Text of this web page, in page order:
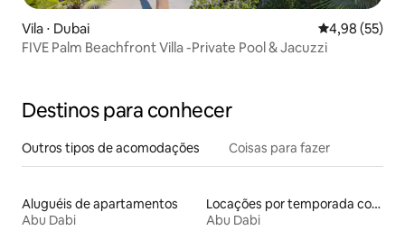
Vila ⋅ Dubai 4,98 de uma
4,98 (55)
FIVE Palm Beachfront Villa -Private Pool & Jacuzzi
Destinos para conhecer
Outros tipos de acomodações Coisas para fazer
Aluguéis de apartamentos
Abu Dabi
Locações por temporada com piscina
Abu Dabi